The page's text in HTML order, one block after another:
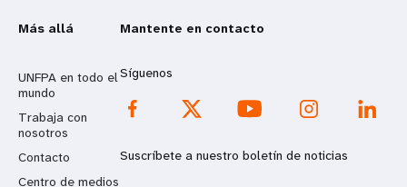
Más allá
UNFPA en todo el
mundo
Trabaja con
nosotros
Contacto
Centro de medios
Mantente en contacto
Síguenos
Suscríbete a nuestro boletín de noticias